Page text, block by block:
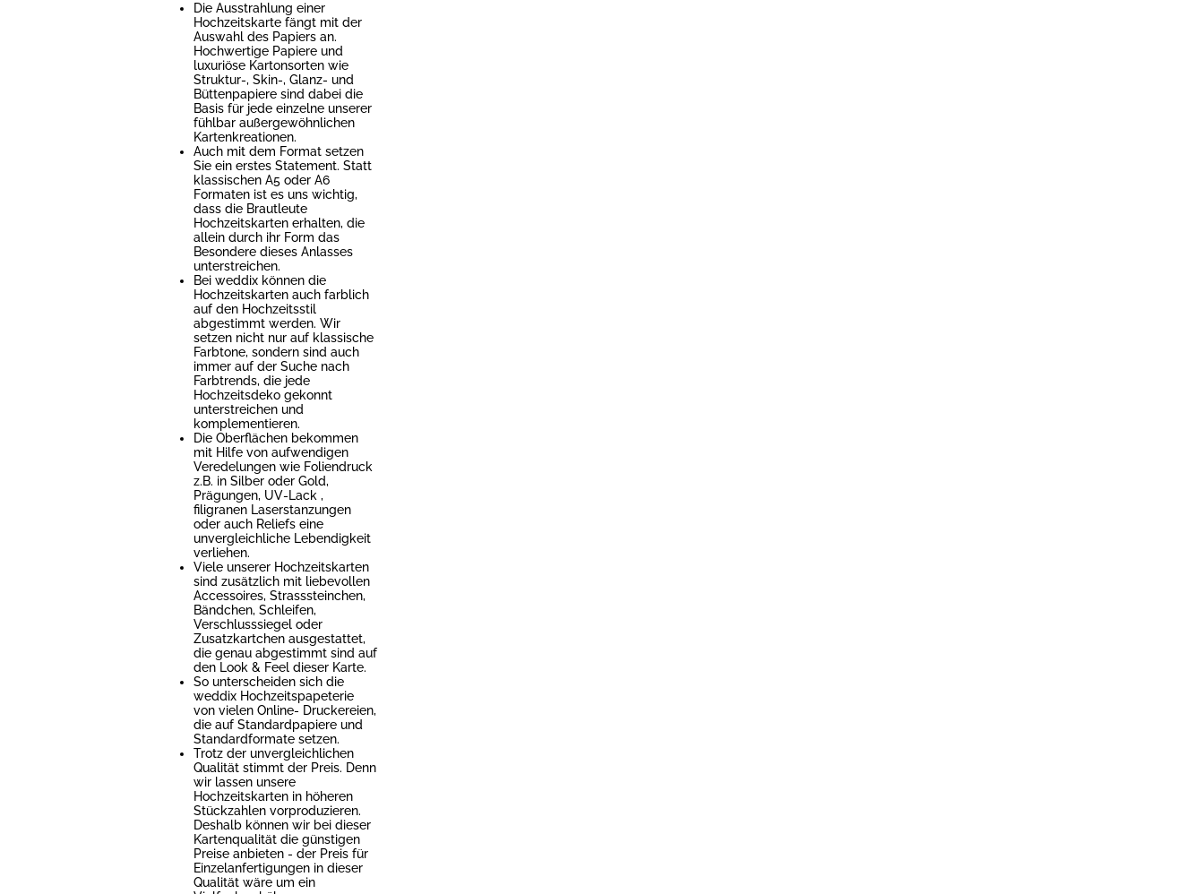
Die Ausstrahlung einer
Hochzeitskarte fängt mit der
Auswahl des Papiers an.
Hochwertige Papiere und
luxuriöse Kartonsorten wie
Struktur-, Skin-, Glanz- und
Büttenpapiere sind dabei die
Basis für jede einzelne unserer
fühlbar außergewöhnlichen
Kartenkreationen.
Auch mit dem Format setzen
Sie ein erstes Statement. Statt
klassischen A5 oder A6
Formaten ist es uns wichtig,
dass die Brautleute
Hochzeitskarten erhalten, die
allein durch ihr Form das
Besondere dieses Anlasses
unterstreichen.
Bei weddix können die
Hochzeitskarten auch farblich
auf den Hochzeitsstil
abgestimmt werden. Wir
setzen nicht nur auf klassische
Farbtone, sondern sind auch
immer auf der Suche nach
Farbtrends, die jede
Hochzeitsdeko gekonnt
unterstreichen und
komplementieren.
Die Oberflächen bekommen
mit Hilfe von aufwendigen
Veredelungen wie Foliendruck
z.B. in Silber oder Gold,
Prägungen, UV-Lack ,
filigranen Laserstanzungen
oder auch Reliefs eine
unvergleichliche Lebendigkeit
verliehen.
Viele unserer Hochzeitskarten
sind zusätzlich mit liebevollen
Accessoires, Strasssteinchen,
Bändchen, Schleifen,
Verschlusssiegel oder
Zusatzkartchen ausgestattet,
die genau abgestimmt sind auf
den Look & Feel dieser Karte.
So unterscheiden sich die
weddix Hochzeitspapeterie
von vielen Online- Druckereien,
die auf Standardpapiere und
Standardformate setzen.
Trotz der unvergleichlichen
Qualität stimmt der Preis. Denn
wir lassen unsere
Hochzeitskarten in höheren
Stückzahlen vorproduzieren.
Deshalb können wir bei dieser
Kartenqualität die günstigen
Preise anbieten - der Preis für
Einzelanfertigungen in dieser
Qualität wäre um ein